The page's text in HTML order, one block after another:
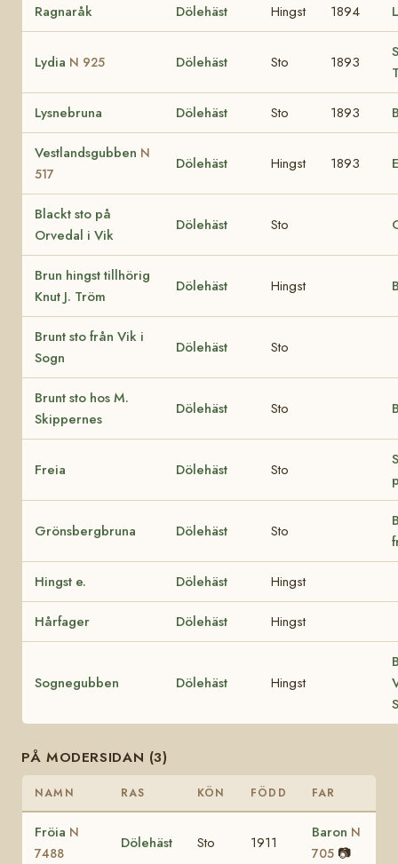
Ragnaråk Dölehäst Hingst 1894
Lydia N 925 Dölehäst Sto 1893
Lysnebruna Dölehäst Sto 1893
Vestlandsgubben N
517
Dölehäst Hingst 1893
Blackt sto på
Orvedal i Vik
Dölehäst Sto
Brun hingst tillhörig
Knut J. Tröm
Dölehäst Hingst
Brunt sto från Vik i
Sogn
Dölehäst Sto
Brunt sto hos M.
Skippernes
Dölehäst Sto
Freia Dölehäst Sto
Grönsbergbruna Dölehäst Sto
Hingst e. Dölehäst Hingst
Hårfager Dölehäst Hingst
Sognegubben Dölehäst Hingst
PÅ MODERSIDAN (3)
NAMN RAS KÖN FÖDD FAR
Fröia N
7488
Dölehäst Sto 1911
Baron N
705 📷